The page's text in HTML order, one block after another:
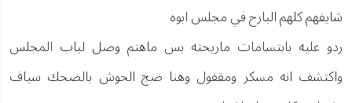
شايفهم كلهم البارح في مجلس ابوه
ردو عليه بابتسامات ماريحته بس ماهتم وصل لباب المجلس
واكتشف انه مسكر ومقفول وهنا ضج الحوش بالضحك سياف